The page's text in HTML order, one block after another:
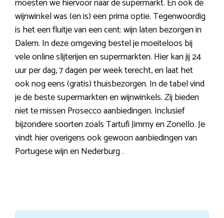
moesten we hiervoor naar de supermarkt. En ook de
wijnwinkel was (en is) een prima optie. Tegenwoordig
is het een fluitje van een cent: wijn laten bezorgen in
Dalem. In deze omgeving bestel je moeiteloos bij
vele online slijterijen en supermarkten. Hier kan jij 24
uur per dag, 7 dagen per week terecht, en laat het
ook nog eens (gratis) thuisbezorgen. In de tabel vind
je de beste supermarkten en wijnwinkels. Zij bieden
niet te missen Prosecco aanbiedingen. Inclusief
bijzondere soorten zoals Tartufi Jimmy en Zonello. Je
vindt hier overigens ook gewoon aanbiedingen van
Portugese wijn en Nederburg .